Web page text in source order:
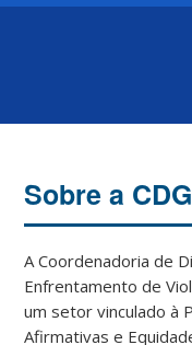
Sobre a
A Coordenadoria de
Enfrentamento de
um setor vinculado à
Afirmativas e